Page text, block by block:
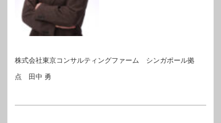
株式会社東京コンサルティングファーム シンガポール拠
点 田中 勇